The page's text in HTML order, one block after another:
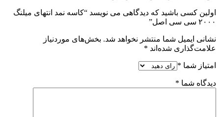
اولین کسی باشید که دیدگاهی می نویسد “کاسه نمد انتهای میلنگ
۲۰۰۰ سی سی اصل”
نشانی ایمیل شما منتشر نخواهد شد. بخش‌های موردنیاز
علامت‌گذاری شده‌اند *
امتیاز شما *
دیدگاه شما *